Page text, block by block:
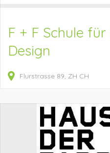
F + F Schule
Design
Flurstrasse 89 ZH CH